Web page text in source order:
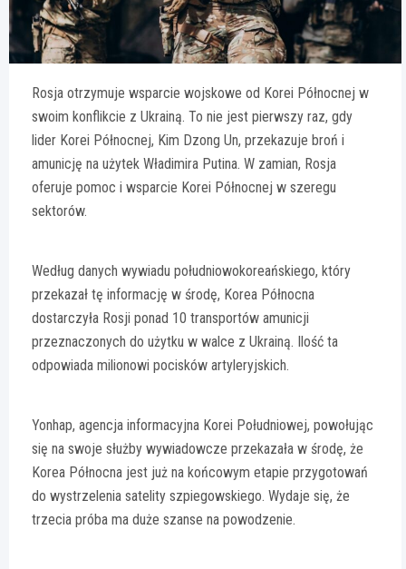
Rosja otrzymuje wsparcie wojskowe od Korei Północnej w
swoim konflikcie z Ukrainą. To nie jest pierwszy raz, gdy
lider Korei Północnej, Kim Dzong Un, przekazuje broń i
amunicję na użytek Władimira Putina. W zamian, Rosja
oferuje pomoc i wsparcie Korei Północnej w szeregu
sektorów.
Według danych wywiadu południowokoreańskiego, który
przekazał tę informację w środę, Korea Północna
dostarczyła Rosji ponad 10 transportów amunicji
przeznaczonych do użytku w walce z Ukrainą. Ilość ta
odpowiada milionowi pocisków artyleryjskich.
Yonhap, agencja informacyjna Korei Południowej, powołując
się na swoje służby wywiadowcze przekazała w środę, że
Korea Północna jest już na końcowym etapie przygotowań
do wystrzelenia satelity szpiegowskiego. Wydaje się, że
trzecia próba ma duże szanse na powodzenie.